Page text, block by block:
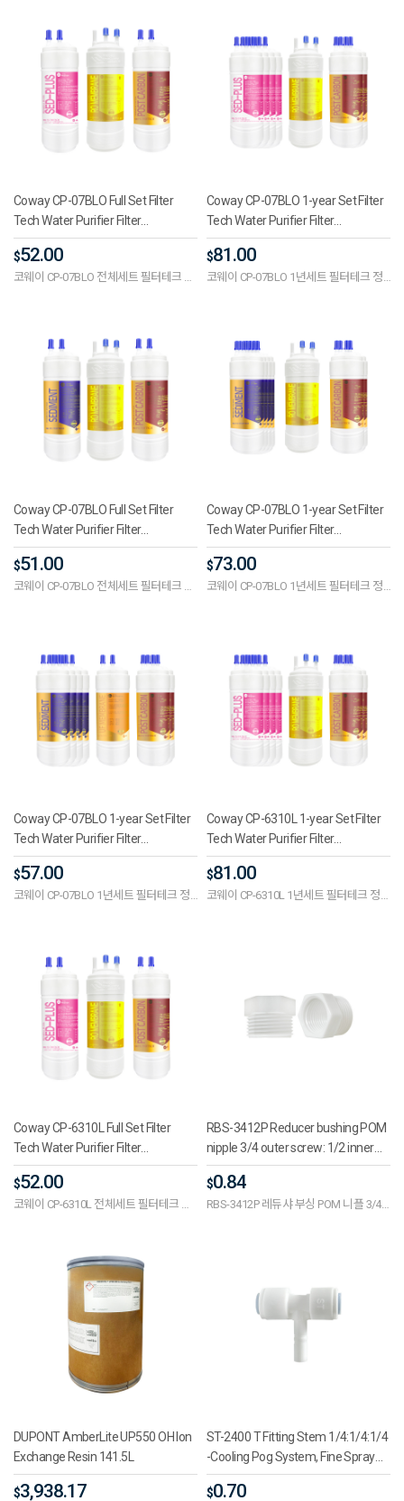
Coway CP-07BLO Full Set Filter
Tech Water Purifier Filter
Compatible Premium Plus One-
Way 5 Inches (RO)
$52.00
코웨이 CP-07BLO 전체세트 필터테크 정
Coway CP-07BLO 1-year Set Filter
Tech Water Purifier Filter
Compatibility Premium Plus One-
Way 5 Inches (RO)
$81.00
코웨이 CP-07BLO 1년세트 필터테크 정
Coway CP-07BLO Full Set Filter
Tech Water Purifier Filter
Compatible Premium 5 Inches
One-Way (RO)
$51.00
코웨이 CP-07BLO 전체세트 필터테크 정
Coway CP-07BLO 1-year Set Filter
Tech Water Purifier Filter
Compatible Premium 5 Inches
One-Way (RO)
$73.00
코웨이 CP-07BLO 1년세트 필터테크 정
Coway CP-07BLO 1-year Set Filter
Tech Water Purifier Filter
Compatible Modified Premium 5
Inches One-Way (UF)
$57.00
코웨이 CP-07BLO 1년세트 필터테크 정
Coway CP-6310L 1-year Set Filter
Tech Water Purifier Filter
Compatible Premium Plus 5-inch
One-way (RO)
$81.00
코웨이 CP-6310L 1년세트 필터테크 정수
Coway CP-6310L Full Set Filter
Tech Water Purifier Filter
Compatible Premium Plus 5 Inches
One-Way (RO)
$52.00
코웨이 CP-6310L 전체세트 필터테크 정
RBS-3412P Reducer bushing POM
nipple 3/4 outer screw: 1/2 inner
screw - Cooling fog piping nipple
piping connection piping size
change, piping accessory piping
$0.84
RBS-3412P 레듀샤 부싱 POM 니플 3/4
DUPONT AmberLite UP550 OH Ion
Exchange Resin 141.5L
$3,938.17
ST-2400 T Fitting Stem 1/4:1/4:1/4
-Cooling Pog System, Fine Spray
Nozzle, Spray Nozzle, Low
Pressure Spray Nozzle, Mist
$0.70